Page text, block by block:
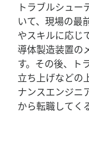
トラブルシュー
いて、現場の最
やスキルに応じ
導体製造装置の
す。その後、ト
立ち上げなどの
ナンスエンジニ
から転職してく